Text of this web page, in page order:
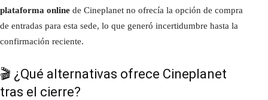
plataforma online de Cineplanet no ofrecía la opción de compra
de entradas para esta sede, lo que generó incertidumbre hasta la
confirmación reciente.
🎬 ¿Qué alternativas ofrece Cineplanet
tras el cierre?